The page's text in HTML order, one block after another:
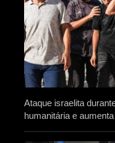
Ataque israelita
humanitária e